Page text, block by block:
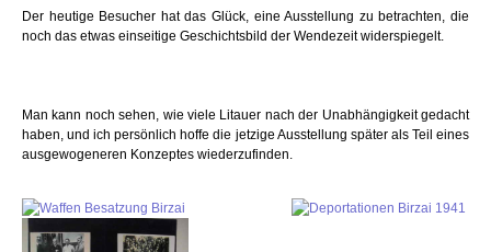
Der heutige Besucher hat das Glück, eine Ausstellung zu betrachten, die
noch das etwas einseitige Geschichtsbild der Wendezeit widerspiegelt.
Man kann noch sehen, wie viele Litauer nach der Unabhängigkeit gedacht
haben, und ich persönlich hoffe die jetzige Ausstellung später als Teil eines
ausgewogeneren Konzeptes wiederzufinden.